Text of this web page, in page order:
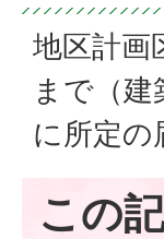
地区計画
まで（
に所定の
この